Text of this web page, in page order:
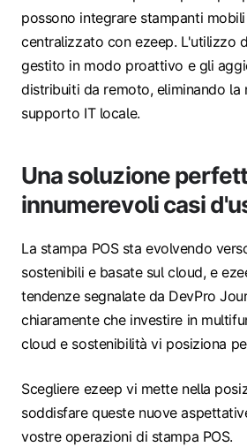
possono integrare stampanti
centralizzato con ezeep. L'utilizzo
gestito in modo proattivo e gli
distribuiti da remoto, eliminando la
supporto IT locale.
Una soluzione
innumerevoli casi
La stampa POS sta evolvendo
sostenibili e basate sul cloud, e
tendenze segnalate da DevPro
chiaramente che investire in
cloud e sostenibilità vi posiziona
Scegliere ezeep vi mette nella
soddisfare queste nuove
vostre operazioni di stampa POS.